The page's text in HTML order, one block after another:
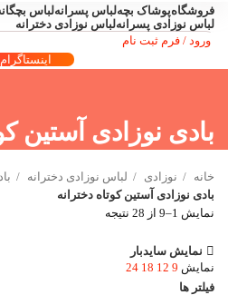
فروشگاهپوشاک بچهلباس پسرانهلباس
لباس نوزادی پسرانهلباس نوزادی دخترانه
ورود / فرم ثبت نام
اینستاگرام
بادی نوزادی آستین
خانه نوزادی لباس نوزادی دخترانه
بادی نوزادی آستین کوتاه دخترانه
نمایش 1–9 از 28 نتیجه
نمایش سایدبار
نمایش 9
12
18
24
فیلتر ها